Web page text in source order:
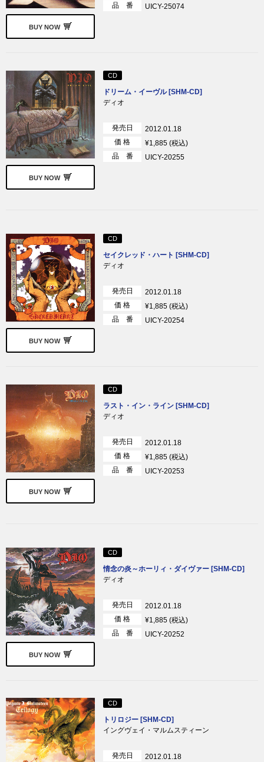
BUY NOW
品 番
UICY-25074
BUY NOW
CD
ドリーム・イーヴル [SHM-CD]
ディオ
発売日
2012.01.18
価 格
¥1,885 (税込)
品 番
UICY-20255
BUY NOW
CD
セイクレッド・ハート [SHM-CD]
ディオ
発売日
2012.01.18
価 格
¥1,885 (税込)
品 番
UICY-20254
BUY NOW
CD
ラスト・イン・ライン [SHM-CD]
ディオ
発売日
2012.01.18
価 格
¥1,885 (税込)
品 番
UICY-20253
BUY NOW
CD
情念の炎～ホーリィ・ダイヴァー [SHM-CD]
ディオ
発売日
2012.01.18
価 格
¥1,885 (税込)
品 番
UICY-20252
CD
トリロジー [SHM-CD]
イングヴェイ・マルムスティーン
発売日
2012.01.18